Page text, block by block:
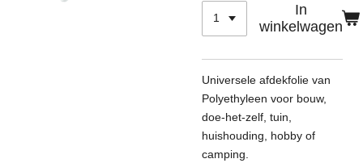
In
winkelwagen
Universele afdekfolie van
Polyethyleen voor bouw,
doe-het-zelf, tuin,
huishouding, hobby of
camping.